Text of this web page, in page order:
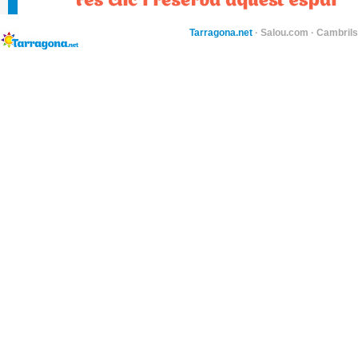
Tarragona.net · Salou.com ·